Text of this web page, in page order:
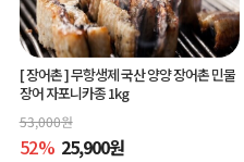
[ 장어촌 ]무항생제 국산 양양 장어촌 민물
장어 자포니카종 1kg
53,000원
52% 25,900원